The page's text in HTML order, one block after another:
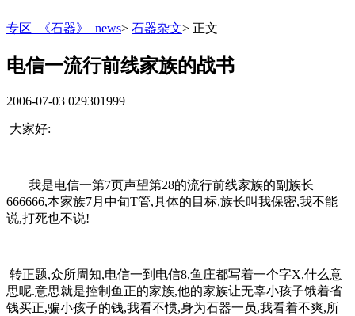
专区_《石器》_news> 石器杂文> 正文
电信一流行前线家族的战书
2006-07-03 029301999
大家好:
我是电信一第7页声望第28的流行前线家族的副族长
666666,本家族7月中旬T管,具体的目标,族长叫我保密,我不能
说,打死也不说!
转正题,众所周知,电信一到电信8,鱼庄都写着一个字X,什么意
思呢.意思就是控制鱼正的家族,他的家族让无辜小孩子饿着省
钱买正,骗小孩子的钱,我看不惯,身为石器一员,我看着不爽,所